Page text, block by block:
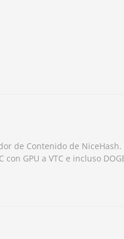
de Contenido de
con GPU a VTC e incluso